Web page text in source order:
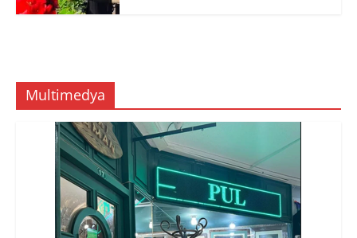
Multimedya